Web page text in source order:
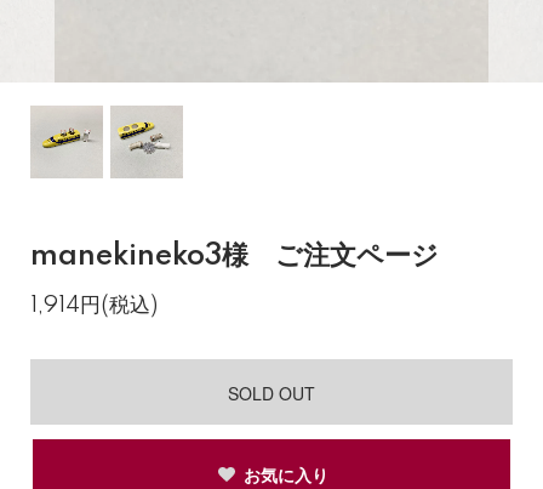
manekineko3様 ご注文ページ
1,914円(税込)
SOLD OUT
お気に入り